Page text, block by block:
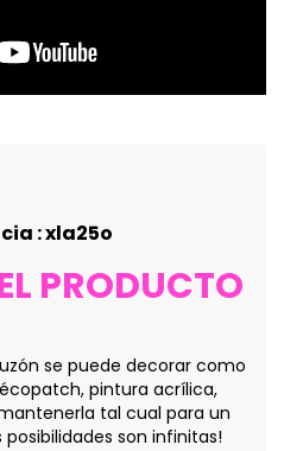
: xla25o
PRODUCTO
se puede decorar como
pintura acrílica,
tal cual para un
son infinitas!